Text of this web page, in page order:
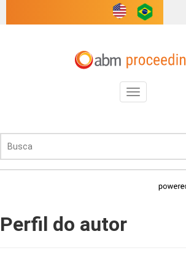
Toggle
navigation
Perfil do autor